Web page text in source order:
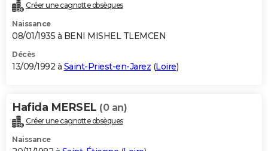
Créer une cagnotte obsèques
Naissance
08/01/1935 à BENI MISHEL TLEMCEN
Décès
13/09/1992 à Saint-Priest-en-Jarez (Loire)
Hafida MERSEL (0 an)
Créer une cagnotte obsèques
Naissance